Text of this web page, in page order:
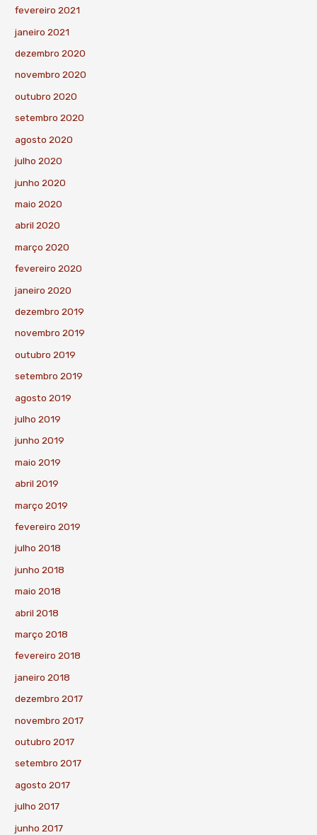
fevereiro 2021
janeiro 2021
dezembro 2020
novembro 2020
outubro 2020
setembro 2020
agosto 2020
julho 2020
junho 2020
maio 2020
abril 2020
março 2020
fevereiro 2020
janeiro 2020
dezembro 2019
novembro 2019
outubro 2019
setembro 2019
agosto 2019
julho 2019
junho 2019
maio 2019
abril 2019
março 2019
fevereiro 2019
julho 2018
junho 2018
maio 2018
abril 2018
março 2018
fevereiro 2018
janeiro 2018
dezembro 2017
novembro 2017
outubro 2017
setembro 2017
agosto 2017
julho 2017
junho 2017